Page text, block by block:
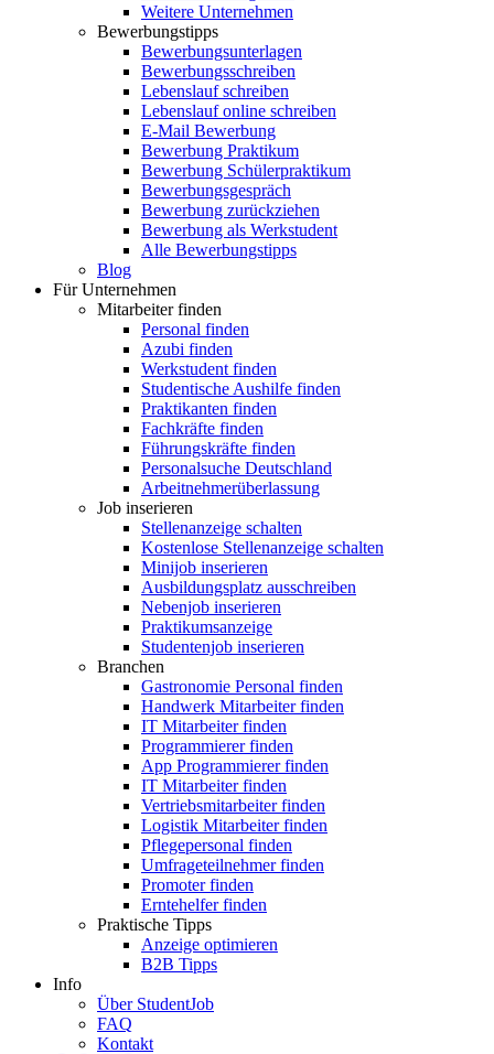
Weitere Unternehmen
Bewerbungstipps
Bewerbungsunterlagen
Bewerbungsschreiben
Lebenslauf schreiben
Lebenslauf online schreiben
E-Mail Bewerbung
Bewerbung Praktikum
Bewerbung Schülerpraktikum
Bewerbungsgespräch
Bewerbung zurückziehen
Bewerbung als Werkstudent
Alle Bewerbungstipps
Blog
Für Unternehmen
Mitarbeiter finden
Personal finden
Azubi finden
Werkstudent finden
Studentische Aushilfe finden
Praktikanten finden
Fachkräfte finden
Führungskräfte finden
Personalsuche Deutschland
Arbeitnehmerüberlassung
Job inserieren
Stellenanzeige schalten
Kostenlose Stellenanzeige schalten
Minijob inserieren
Ausbildungsplatz ausschreiben
Nebenjob inserieren
Praktikumsanzeige
Studentenjob inserieren
Branchen
Gastronomie Personal finden
Handwerk Mitarbeiter finden
IT Mitarbeiter finden
Programmierer finden
App Programmierer finden
IT Mitarbeiter finden
Vertriebsmitarbeiter finden
Logistik Mitarbeiter finden
Pflegepersonal finden
Umfrageteilnehmer finden
Promoter finden
Erntehelfer finden
Praktische Tipps
Anzeige optimieren
B2B Tipps
Info
Über StudentJob
FAQ
Kontakt